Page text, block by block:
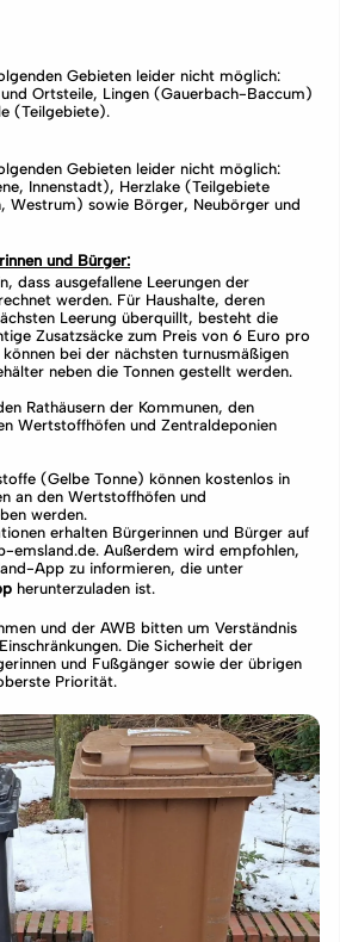
Gebieten leider nicht möglich:
Ortsteile, Lingen (Gauerbach-Baccum)
(Teilgebiete).
Gebieten leider nicht möglich:
Innenstadt), Herzlake (Teilgebiete
Westrum) sowie Börger, Neubörger und
und Bürger:
dass ausgefallene Leerungen der
werden. Für Haushalte, deren
Leerung überquillt, besteht die
Zusatzsäcke zum Preis von 6 Euro pro
bei der nächsten turnusmäßigen
neben die Tonnen gestellt werden.
Rathäusern der Kommunen, den
Wertstoffhöfen und Zentraldeponien
(Gelbe Tonne) können kostenlos in
an den Wertstoffhöfen und
werden.
erhalten Bürgerinnen und Bürger auf
emsland.de. Außerdem wird empfohlen,
App zu informieren, die unter
herunterzuladen ist.
und der AWB bitten um Verständnis
Die Sicherheit der
und Fußgänger sowie der übrigen
Priorität.